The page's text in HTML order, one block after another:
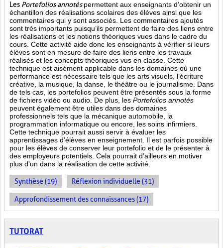
Les Portefolios annotés permettent aux enseignants d’obtenir un
échantillon des réalisations scolaires des élèves ainsi que les
commentaires qui y sont associés. Les commentaires ajoutés
sont très importants puisqu’ils permettent de faire des liens entre
les réalisations et les notions théoriques vues dans le cadre du
cours. Cette activité aide donc les enseignants à vérifier si leurs
élèves sont en mesure de faire des liens entre les travaux
réalisés et les concepts théoriques vus en classe. Cette
technique est aisément applicable dans les domaines où une
performance est nécessaire tels que les arts visuels, l’écriture
créative, la musique, la danse, le théâtre ou le journalisme. Dans
de tels cas, les portefolios peuvent être présentés sous la forme
de fichiers vidéo ou audio. De plus, les Portefolios annotés
peuvent également être utiles dans des domaines
professionnels tels que la mécanique automobile, la
programmation informatique ou encore, les soins infirmiers.
Cette technique pourrait aussi servir à évaluer les
apprentissages d’élèves en enseignement. Il est parfois possible
pour les élèves de conserver leur portefolio et de le présenter à
des employeurs potentiels. Cela pourrait d’ailleurs en motiver
plus d’un dans la réalisation de cette activité.
Synthèse (19) Réflexion individuelle (31)
Approfondissement des connaissances (17)
TUTORAT